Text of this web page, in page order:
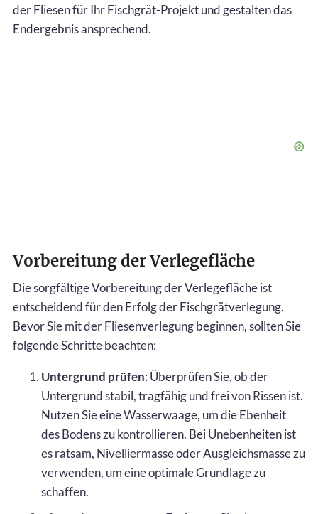
der Fliesen für Ihr Fischgrät-Projekt und gestalten das
Endergebnis ansprechend.
Vorbereitung der Verlegefläche
Die sorgfältige Vorbereitung der Verlegefläche ist
entscheidend für den Erfolg der Fischgrätverlegung.
Bevor Sie mit der Fliesenverlegung beginnen, sollten Sie
folgende Schritte beachten:
Untergrund prüfen: Überprüfen Sie, ob der
Untergrund stabil, tragfähig und frei von Rissen ist.
Nutzen Sie eine Wasserwaage, um die Ebenheit
des Bodens zu kontrollieren. Bei Unebenheiten ist
es ratsam, Nivelliermasse oder Ausgleichsmasse zu
verwenden, um eine optimale Grundlage zu
schaffen.